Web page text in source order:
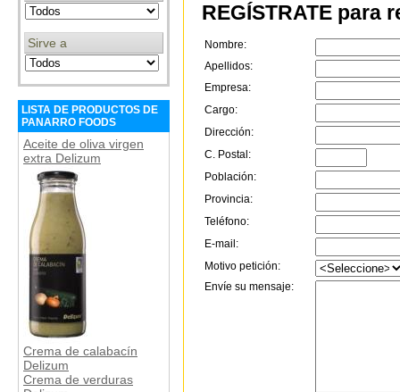
Sirve a
LISTA DE PRODUCTOS DE
PANARRO FOODS
Aceite de oliva virgen
extra Delizum
Crema de calabacín
Delizum
Crema de verduras
REGÍSTRATE para
Nombre:
Apellidos:
Empresa:
Cargo:
Dirección:
C. Postal:
Población:
Provincia:
Teléfono:
E-mail:
Motivo petición:
Envíe su mensaje: